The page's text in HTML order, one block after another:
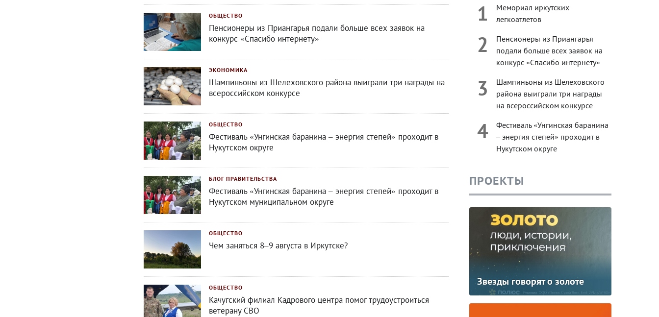
ОБЩЕСТВО
Пенсионеры из Приангарья подали больше всех заявок на
конкурс «Спасибо интернету»
ЭКОНОМИКА
Шампиньоны из Шелеховского района выиграли три награды на
всероссийском конкурсе
ОБЩЕСТВО
Фестиваль «Унгинская баранина – энергия степей» проходит в
Нукутском округе
БЛОГ ПРАВИТЕЛЬСТВА
Фестиваль «Унгинская баранина – энергия степей» проходит в
Нукутском муниципальном округе
ОБЩЕСТВО
Чем заняться 8–9 августа в Иркутске?
ОБЩЕСТВО
Качугский филиал Кадрового центра помог трудоустроиться
ветерану СВО
1
Мемориал иркутских
легкоатлетов
2
Пенсионеры из Приангарья
подали больше всех заявок на
конкурс «Спасибо интернету»
3
Шампиньоны из Шелеховского
района выиграли три награды
на всероссийском конкурсе
4
Фестиваль «Унгинская баранина
– энергия степей» проходит в
Нукутском округе
ПРОЕКТЫ
Звезды говорят о золоте